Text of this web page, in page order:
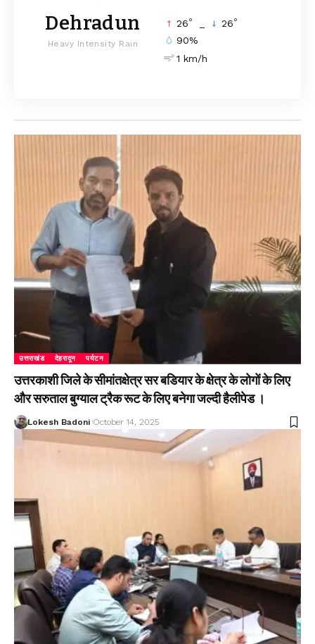
Dehradun
Heavy Intensity Rain
26° 26°
90%
1 km/h
उत्तराखंड देहरादून पर्यटन
उत्तरकाशी जिले के सीमांतक्षेत्र सर बडियार के क्षेत्र के लोगों के लिए
और सरुताल बुग्याल ट्रैक रूट के लिए बनेगा जल्दी हैलीपेड ।
Lokesh Badoni October 14, 2025